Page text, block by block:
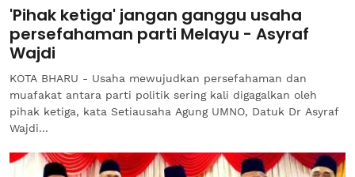
'Pihak ketiga' jangan ganggu usaha
persefahaman parti Melayu - Asyraf
Wajdi
KOTA BHARU - Usaha mewujudkan persefahaman dan
muafakat antara parti politik sering kali digagalkan oleh
pihak ketiga, kata Setiausaha Agung UMNO, Datuk Dr Asyraf
Wajdi...